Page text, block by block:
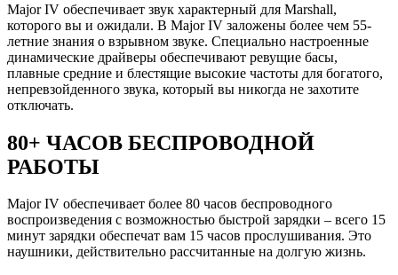
Major IV обеспечивает звук характерный для Marshall,
которого вы и ожидали. В Major IV заложены более чем 55-
летние знания о взрывном звуке. Специально настроенные
динамические драйверы обеспечивают ревущие басы,
плавные средние и блестящие высокие частоты для богатого,
непревзойденного звука, который вы никогда не захотите
отключать.
80+ ЧАСОВ БЕСПРОВОДНОЙ
РАБОТЫ
Major IV обеспечивает более 80 часов беспроводного
воспроизведения с возможностью быстрой зарядки – всего 15
минут зарядки обеспечат вам 15 часов прослушивания. Это
наушники, действительно рассчитанные на долгую жизнь.